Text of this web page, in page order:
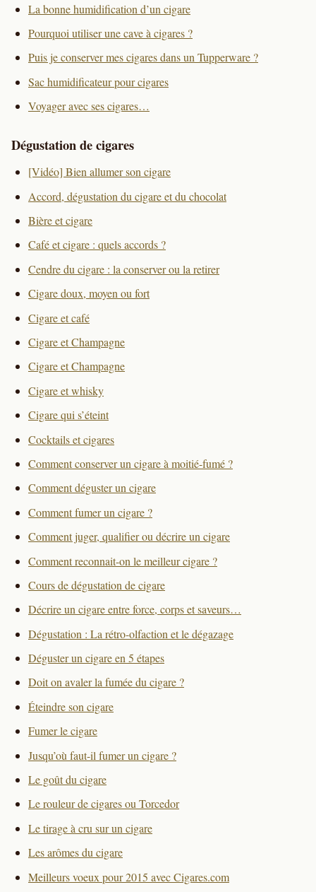
La bonne humidification d’un cigare
Pourquoi utiliser une cave à cigares ?
Puis je conserver mes cigares dans un Tupperware ?
Sac humidificateur pour cigares
Voyager avec ses cigares…
Dégustation de cigares
[Vidéo] Bien allumer son cigare
Accord, dégustation du cigare et du chocolat
Bière et cigare
Café et cigare : quels accords ?
Cendre du cigare : la conserver ou la retirer
Cigare doux, moyen ou fort
Cigare et café
Cigare et Champagne
Cigare et Champagne
Cigare et whisky
Cigare qui s’éteint
Cocktails et cigares
Comment conserver un cigare à moitié-fumé ?
Comment déguster un cigare
Comment fumer un cigare ?
Comment juger, qualifier ou décrire un cigare
Comment reconnait-on le meilleur cigare ?
Cours de dégustation de cigare
Décrire un cigare entre force, corps et saveurs…
Dégustation : La rétro-olfaction et le dégazage
Déguster un cigare en 5 étapes
Doit on avaler la fumée du cigare ?
Éteindre son cigare
Fumer le cigare
Jusqu’où faut-il fumer un cigare ?
Le goût du cigare
Le rouleur de cigares ou Torcedor
Le tirage à cru sur un cigare
Les arômes du cigare
Meilleurs voeux pour 2015 avec Cigares.com